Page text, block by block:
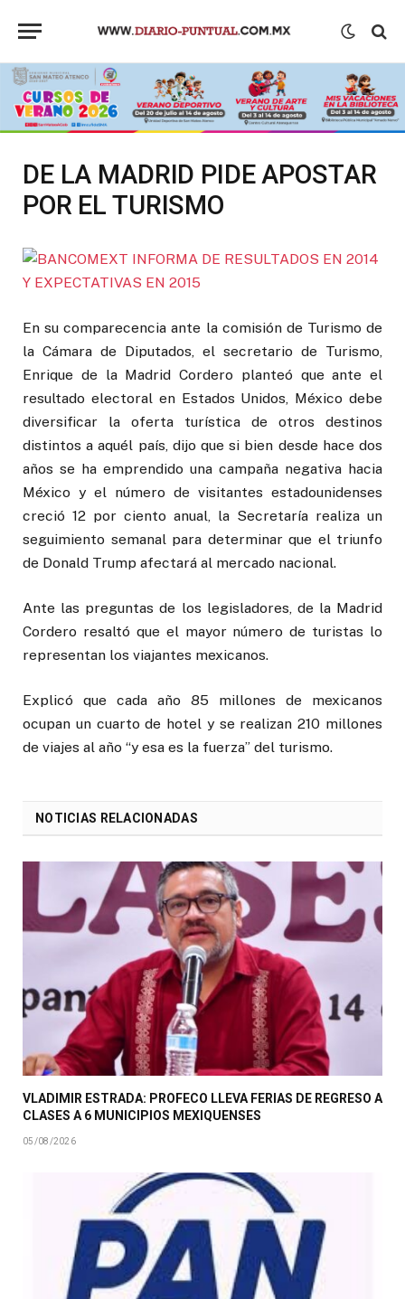
DE LA MADRID PIDE APOSTAR
POR EL TURISMO
En su comparecencia ante la comisión de Turismo de
la Cámara de Diputados, el secretario de Turismo,
Enrique de la Madrid Cordero planteó que ante el
resultado electoral en Estados Unidos, México debe
diversificar la oferta turística de otros destinos
distintos a aquél país, dijo que si bien desde hace dos
años se ha emprendido una campaña negativa hacia
México y el número de visitantes estadounidenses
creció 12 por ciento anual, la Secretaría realiza un
seguimiento semanal para determinar que el triunfo
de Donald Trump afectará al mercado nacional.
Ante las preguntas de los legisladores, de la Madrid
Cordero resaltó que el mayor número de turistas lo
representan los viajantes mexicanos.
Explicó que cada año 85 millones de mexicanos
ocupan un cuarto de hotel y se realizan 210 millones
de viajes al año “y esa es la fuerza” del turismo.
NOTICIAS RELACIONADAS
VLADIMIR ESTRADA: PROFECO LLEVA FERIAS DE REGRESO A
CLASES A 6 MUNICIPIOS MEXIQUENSES
05/08/2026